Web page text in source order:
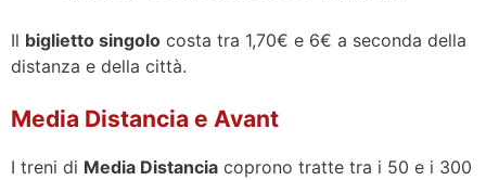
Il biglietto singolo costa tra 1,70€ e 6€ a seconda della
distanza e della città.
Media Distancia e Avant
I treni di Media Distancia coprono tratte tra i 50 e i 300